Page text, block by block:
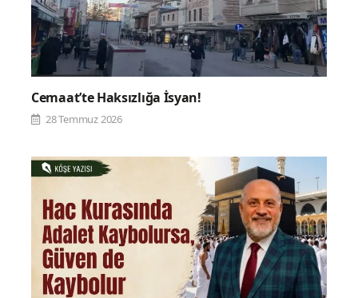
Cemaat’te Haksızlığa İsyan!
28 Temmuz 2026